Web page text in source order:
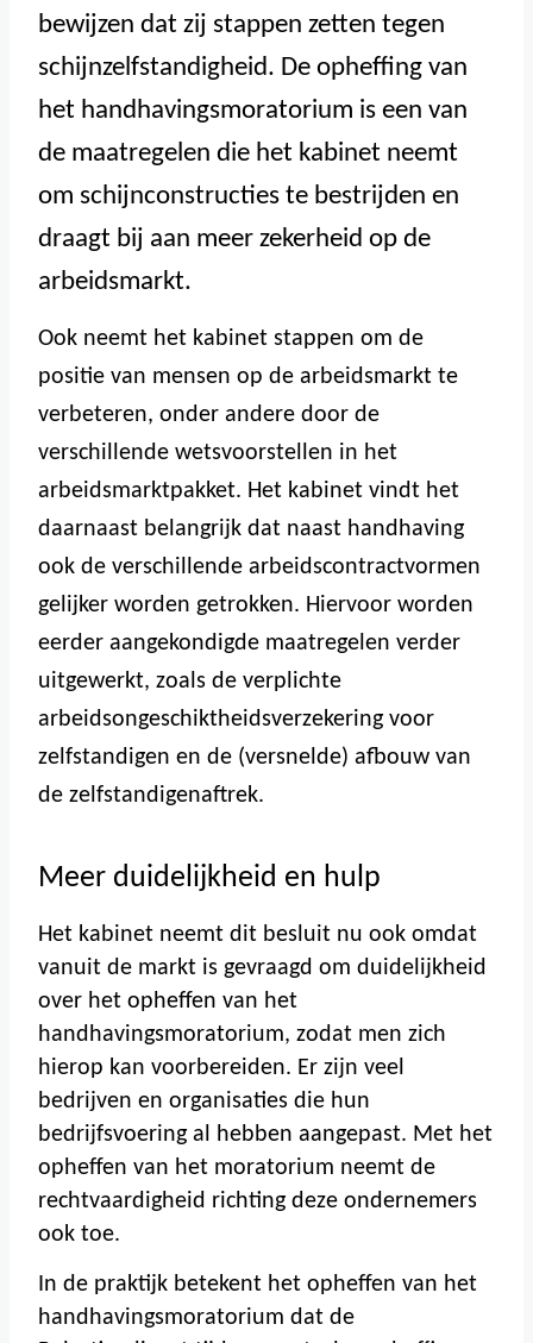
bewijzen dat zij stappen zetten tegen
schijnzelfstandigheid. De opheffing van
het handhavingsmoratorium is een van
de maatregelen die het kabinet neemt
om schijnconstructies te bestrijden en
draagt bij aan meer zekerheid op de
arbeidsmarkt.
Ook neemt het kabinet stappen om de
positie van mensen op de arbeidsmarkt te
verbeteren, onder andere door de
verschillende wetsvoorstellen in het
arbeidsmarktpakket. Het kabinet vindt het
daarnaast belangrijk dat naast handhaving
ook de verschillende arbeidscontractvormen
gelijker worden getrokken. Hiervoor worden
eerder aangekondigde maatregelen verder
uitgewerkt, zoals de verplichte
arbeidsongeschiktheidsverzekering voor
zelfstandigen en de (versnelde) afbouw van
de zelfstandigenaftrek.
Meer duidelijkheid en hulp
Het kabinet neemt dit besluit nu ook omdat
vanuit de markt is gevraagd om duidelijkheid
over het opheffen van het
handhavingsmoratorium, zodat men zich
hierop kan voorbereiden. Er zijn veel
bedrijven en organisaties die hun
bedrijfsvoering al hebben aangepast. Met het
opheffen van het moratorium neemt de
rechtvaardigheid richting deze ondernemers
ook toe.
In de praktijk betekent het opheffen van het
handhavingsmoratorium dat de